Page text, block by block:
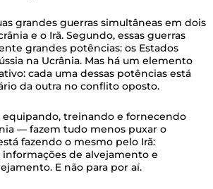
grandes guerras simultâneas em dois
e o Irã. Segundo, essas guerras
grandes potências: os Estados
na Ucrânia. Mas há um elemento
cada uma dessas potências está
da outra no conflito oposto.
equipando, treinando e fornecendo
— fazem tudo menos puxar o
fazendo o mesmo pelo Irã:
de alvejamento e
E não para por aí.